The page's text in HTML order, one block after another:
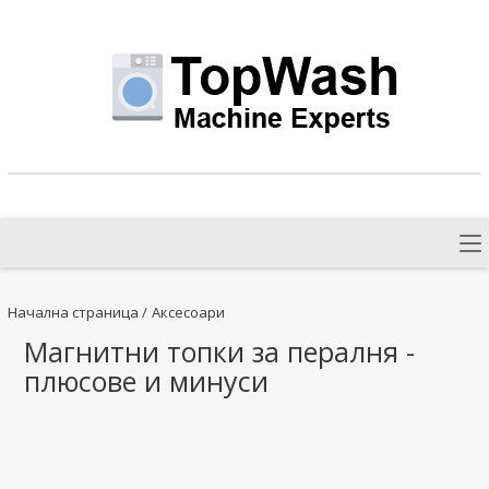
Начална страница / Аксесоари
Магнитни топки за пералня -
плюсове и минуси